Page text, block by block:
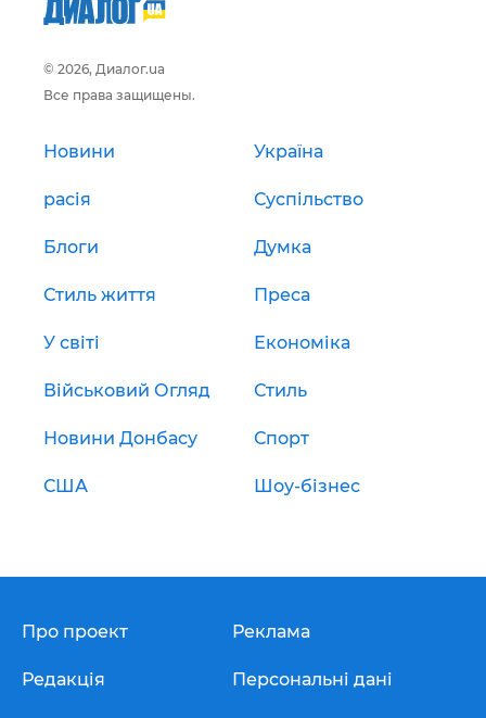
© 2026, Диалог.ua
Все права защищены.
Новини Україна
расія Суспільство
Блоги Думка
Стиль життя Преса
У світі Економіка
Військовий Огляд Стиль
Новини Донбасу Спорт
США Шоу-бізнес
Про проект
Редакція
Реклама
Персональні дані